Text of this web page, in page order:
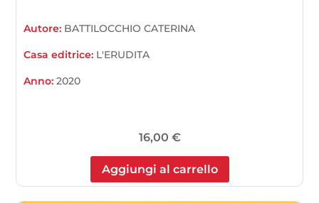
Autore: BATTILOCCHIO CATERINA
Casa editrice: L'ERUDITA
Anno:2020
16,00 €
Aggiungi al carrello